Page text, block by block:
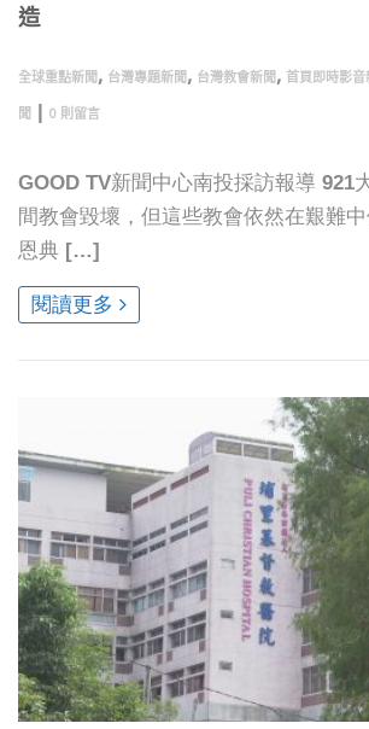
造
全球重點新聞 , 台灣專題新聞 , 台灣教會新聞 , 首頁即時影音
聞 | 0 則留言
GOOD TV新聞中心南投採訪報導 921
間教會毀壞，但這些教會依然在艱難
恩典 […]
閱讀更多